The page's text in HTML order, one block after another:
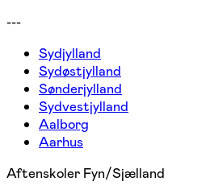
---
Sydjylland
Sydøstjylland
Sønderjylland
Sydvestjylland
Aalborg
Aarhus
Aftenskoler Fyn/Sjælland